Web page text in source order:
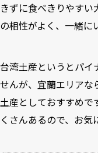
きずに食べきりやすい
の相性がよく、一緒に
台湾土産というとパイ
せんが、宜蘭エリアな
土産としておすすめで
くさんあるので、お気